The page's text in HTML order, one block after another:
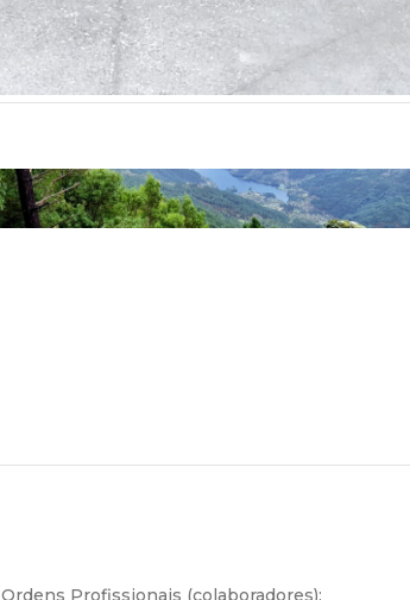
Ordens Profissionais (colaboradores):